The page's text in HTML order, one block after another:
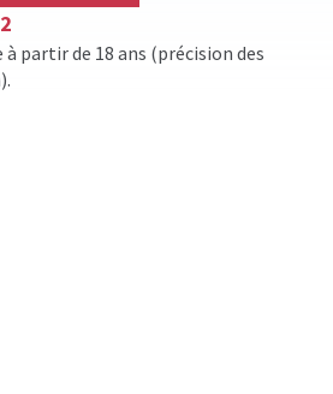
2
partir de 18 ans (précision des